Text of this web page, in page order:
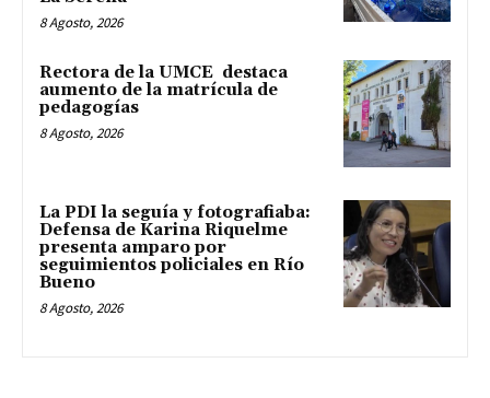
8 Agosto, 2026
Rectora de la UMCE destaca
aumento de la matrícula de
pedagogías
8 Agosto, 2026
La PDI la seguía y fotografiaba:
Defensa de Karina Riquelme
presenta amparo por
seguimientos policiales en Río
Bueno
8 Agosto, 2026